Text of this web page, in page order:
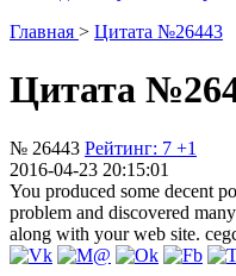
Главная > Цитата №26443
Цитата
№ 26443 Рейтинг: 7 +1
2016-04-23 20:15:01
You produced some decent
problem and discovered
along with your web site.